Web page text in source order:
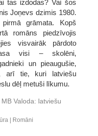
tas izdodas? Vai šos
Joņevs dzimis 1980.
grāmata. Kopš
romāns piedzīvojis
visvairāk pārdoto
visi – skolēni,
un pieaugušie,
arī tie, kuri latviešu
dēļ metuši līkumu.
MB Valoda: latviešu
Romāni